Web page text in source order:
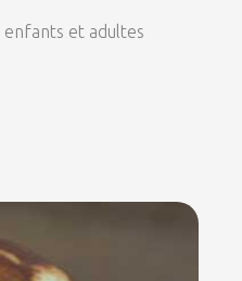
enfants et adultes